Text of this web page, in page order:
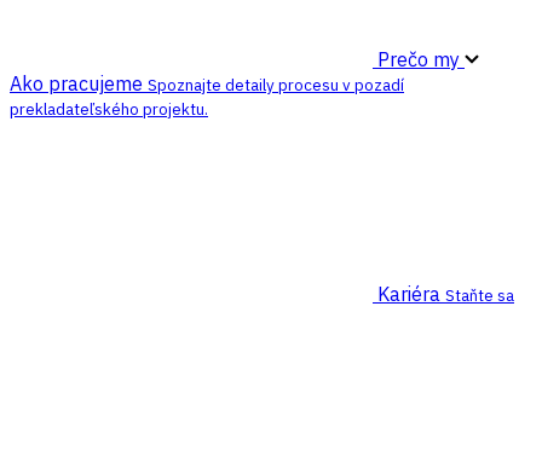
Prečo my
Ako pracujeme Spoznajte detaily procesu v pozadí
prekladateľského projektu.
Kariéra Staňte sa